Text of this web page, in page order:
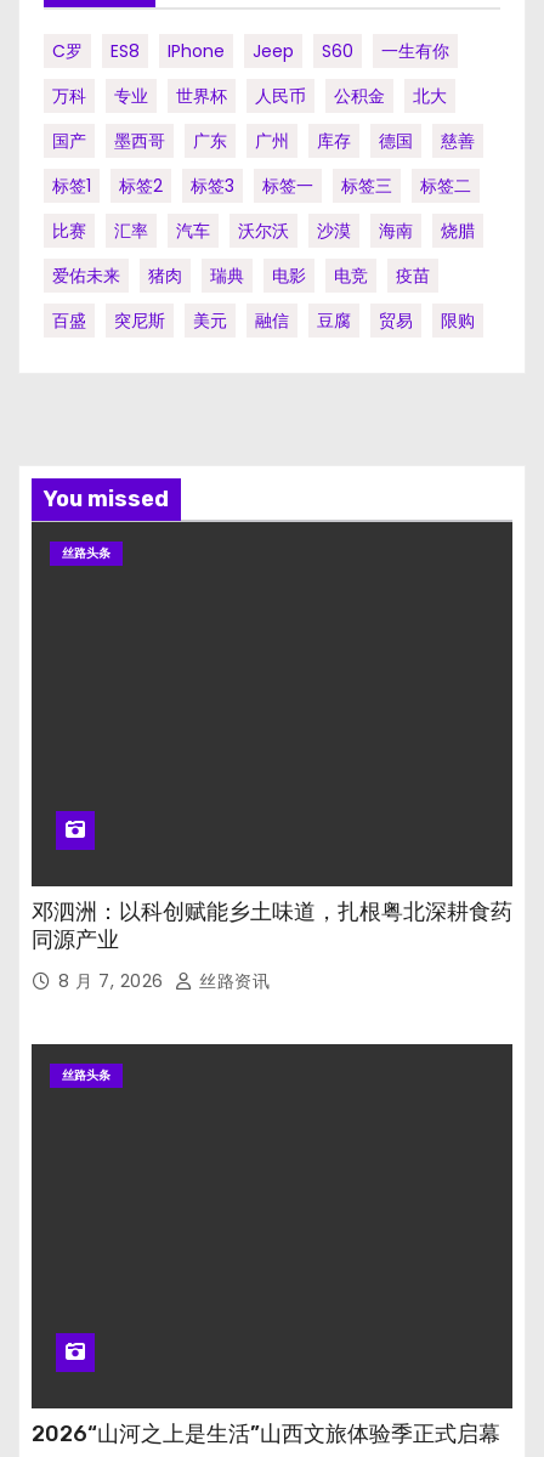
C罗 ES8 IPhone Jeep S60
一生有你
万科
专业 世界杯 人民币 公积金
北大
国产
墨西哥 广东 广州 库存 德国
慈善
标签1
标签2 标签3 标签一 标签三
标签二
比赛
汇率 汽车 沃尔沃 沙漠 海南
烧腊
爱佑未来
猪肉 瑞典 电影 电竞
疫苗
百盛
突尼斯 美元 融信 豆腐 贸易 限购
You missed
丝路头条
邓泗洲：以科创赋能乡土味道，扎根粤北深耕食药
同源产业
8 月 7, 2026 丝路资讯
丝路头条
2026“山河之上是生活”山西文旅体验季正式启幕